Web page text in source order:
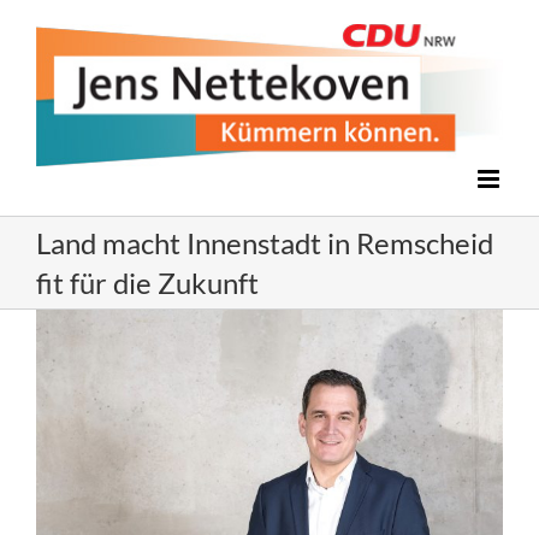
Land macht Innenstadt in Remscheid
fit für die Zukunft
Zeige
grösseres